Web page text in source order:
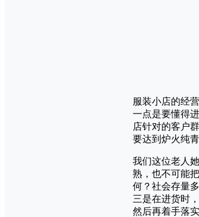
服装小店的经
一点是要懂得
店针对的客户
要达到炉火纯
我们这位老人
熟，也不可能
何？社会存量
三是在进货时
然后再着手落实